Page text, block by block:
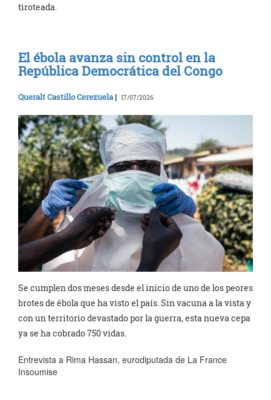
tiroteada.
El ébola avanza sin control en la
República Democrática del Congo
Queralt Castillo Cerezuela | 17/07/2026
Se cumplen dos meses desde el inicio de uno de los peores
brotes de ébola que ha visto el país. Sin vacuna a la vista y
con un territorio devastado por la guerra, esta nueva cepa
ya se ha cobrado 750 vidas.
Entrevista a Rima Hassan, eurodiputada de La France
Insoumise